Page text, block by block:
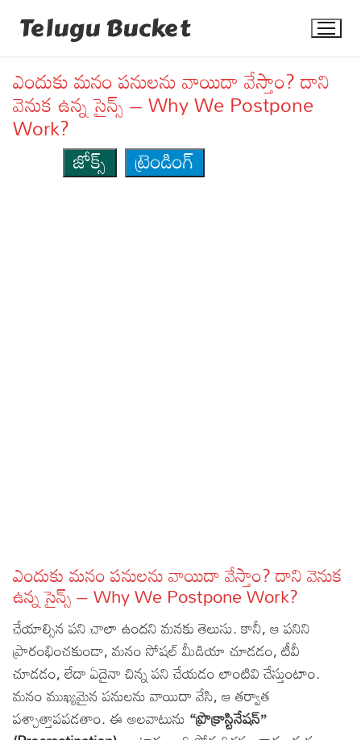
Telugu Bucket
Quotes
Articles
Facts
Devotional
Christianity
Hinduism
Hindi
Lyrics in Hindi – Devotional Songs
Tamil
ఎందుకు మనం పనులను వాయిదా వేస్తాం? దాని
వెనుక ఉన్న సైన్స్ – Why We Postpone
Work?
జోక్స్
ట్రెండింగ్
ఎందుకు మనం పనులను వాయిదా వేస్తాం? దాని వెనుక
ఉన్న సైన్స్ – Why We Postpone Work?
చేయాల్సిన పని చాలా ఉందని మనకు తెలుసు. కానీ, ఆ పనిని
ప్రారంభించకుండా, మనం సోషల్ మీడియా చూడడం, టీవీ
చూడడం, లేదా ఏదైనా చిన్న పని చేయడం లాంటివి చేస్తుంటాం.
మనం ముఖ్యమైన పనులను వాయిదా వేసి, ఆ తర్వాత
పశ్చాత్తాపపడతాం. ఈ అలవాటును“ప్రొక్రాస్టినేషన్”